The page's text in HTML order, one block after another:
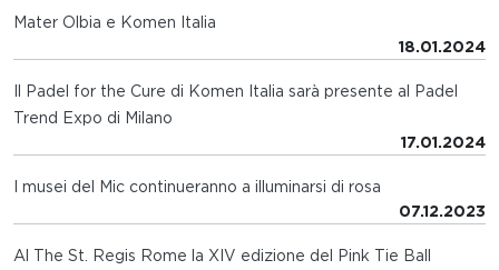
Mater Olbia e Komen Italia
18.01.2024
Il Padel for the Cure di Komen Italia sarà presente al Padel
Trend Expo di Milano
17.01.2024
I musei del Mic continueranno a illuminarsi di rosa
07.12.2023
Al The St. Regis Rome la XIV edizione del Pink Tie Ball